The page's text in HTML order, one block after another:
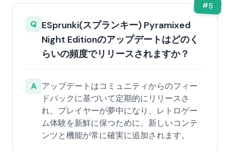
#5
Q ESprunki(スプランキー) Pyramixed
Night Editionのアップデートはどのく
らいの頻度でリリースされますか？
A アップデートはコミュニティからのフィー
ドバックに基づいて定期的にリリースさ
れ、プレイヤーが夢中になり、レトロゲー
ム体験を新鮮に保つために、新しいコンテ
ンツと機能が常に確実に追加されます。